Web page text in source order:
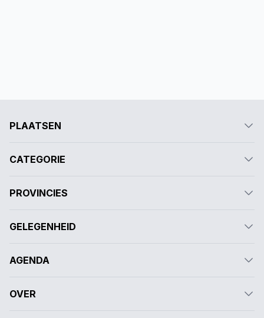
PLAATSEN
CATEGORIE
PROVINCIES
GELEGENHEID
AGENDA
OVER